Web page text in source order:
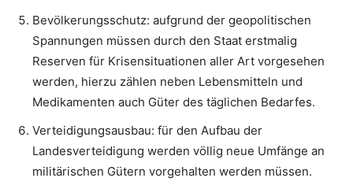
Bevölkerungsschutz: aufgrund der geopolitischen
Spannungen müssen durch den Staat erstmalig
Reserven für Krisensituationen aller Art vorgesehen
werden, hierzu zählen neben Lebensmitteln und
Medikamenten auch Güter des täglichen Bedarfes.
Verteidigungsausbau: für den Aufbau der
Landesverteidigung werden völlig neue Umfänge an
militärischen Gütern vorgehalten werden müssen.